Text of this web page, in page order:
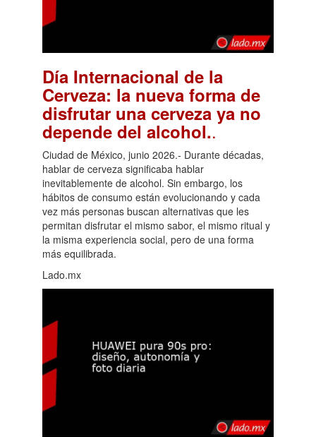
Día Internacional de la
Cerveza: la nueva forma de
disfrutar una cerveza ya no
depende del alcohol..
Ciudad de México, junio 2026.- Durante décadas,
hablar de cerveza significaba hablar
inevitablemente de alcohol. Sin embargo, los
hábitos de consumo están evolucionando y cada
vez más personas buscan alternativas que les
permitan disfrutar el mismo sabor, el mismo ritual y
la misma experiencia social, pero de una forma
más equilibrada.
Lado.mx